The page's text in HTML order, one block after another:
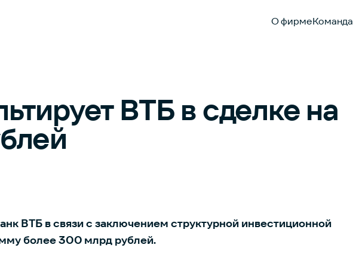
О фирмеКоманда
ВТБ в сделке на
ВТБ в связи с заключением структурной инвестиционной
более 300 млрд рублей.